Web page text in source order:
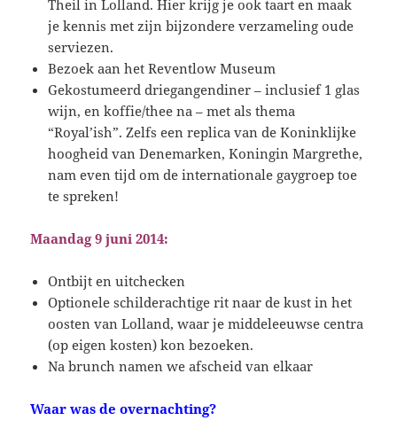
Theil in Lolland. Hier krijg je ook taart en maak
je kennis met zijn bijzondere verzameling oude
serviezen.
Bezoek aan het Reventlow Museum
Gekostumeerd driegangendiner – inclusief 1 glas
wijn, en koffie/thee na – met als thema
“Royal’ish”. Zelfs een replica van de Koninklijke
hoogheid van Denemarken, Koningin Margrethe,
nam even tijd om de internationale gaygroep toe
te spreken!
Maandag 9 juni 2014:
Ontbijt en uitchecken
Optionele schilderachtige rit naar de kust in het
oosten van Lolland, waar je middeleeuwse centra
(op eigen kosten) kon bezoeken.
Na brunch namen we afscheid van elkaar
Waar was de overnachting?